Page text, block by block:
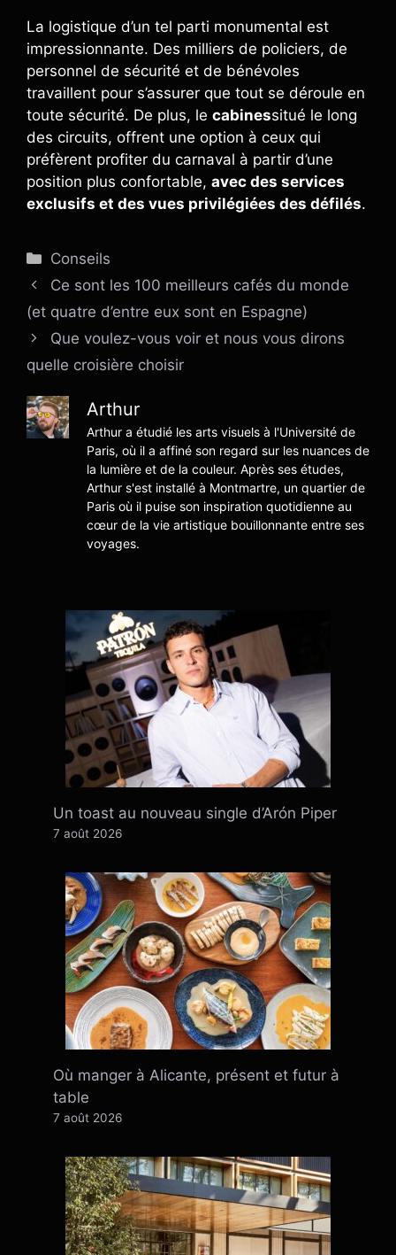
La logistique d’un tel parti monumental est
impressionnante. Des milliers de policiers, de
personnel de sécurité et de bénévoles
travaillent pour s’assurer que tout se déroule en
toute sécurité. De plus, le cabinessitué le long
des circuits, offrent une option à ceux qui
préfèrent profiter du carnaval à partir d’une
position plus confortable, avec des services
exclusifs et des vues privilégiées des défilés.
Catégories
Conseils
Ce sont les 100 meilleurs cafés du monde
(et quatre d’entre eux sont en Espagne)
Que voulez-vous voir et nous vous dirons
quelle croisière choisir
Arthur
Arthur a étudié les arts visuels à l'Université de
Paris, où il a affiné son regard sur les nuances de
la lumière et de la couleur. Après ses études,
Arthur s'est installé à Montmartre, un quartier de
Paris où il puise son inspiration quotidienne au
cœur de la vie artistique bouillonnante entre ses
voyages.
Un toast au nouveau single d’Arón Piper
7 août 2026
Où manger à Alicante, présent et futur à
table
7 août 2026